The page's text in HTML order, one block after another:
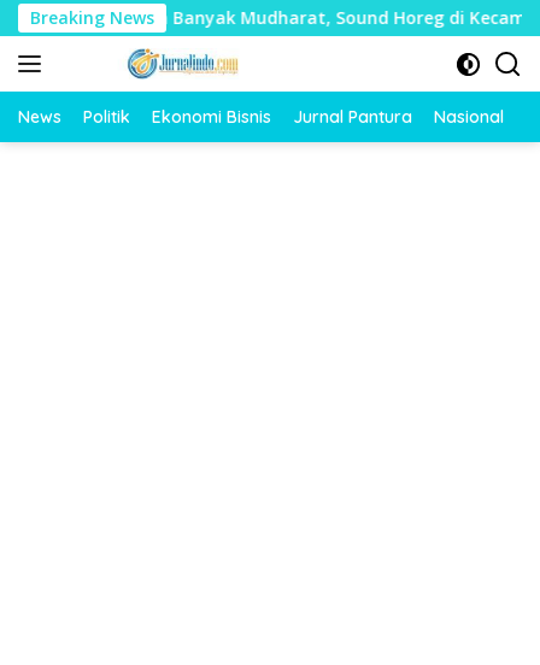
Langsung
ke
konten
Breaking News
Timbulkan Banyak Mudharat, Sound Horeg di Kecamatan
News Politik Ekonomi Bisnis Jurnal Pantura Nasional